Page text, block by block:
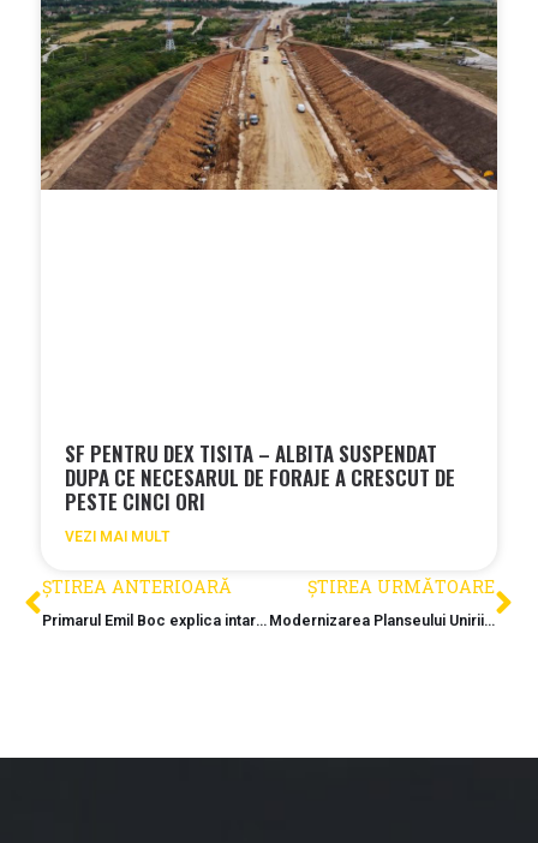
SF PENTRU DEX TISITA – ALBITA SUSPENDAT
DUPA CE NECESARUL DE FORAJE A CRESCUT DE
PESTE CINCI ORI
VEZI MAI MULT
ȘTIREA ANTERIOARĂ
Primarul Emil Boc explica intarzierile lucrarilor la metroul din Cluj
ȘTIREA URMĂTOARE
Modernizarea Planseului Unirii avanseaza pe mai multe etape simultan